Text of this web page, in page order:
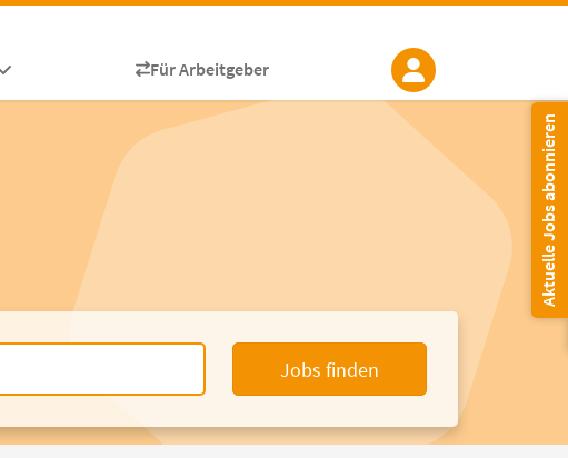
Für Arbeitgeber
Aktuelle Jobs abonnieren
Jobs finden